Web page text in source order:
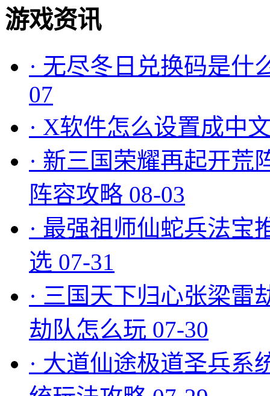
游戏资讯
· 无尽冬日兑换码是什
07
· X软件怎么设置成中
· 新三国荣耀再起开荒
阵容攻略 08-03
· 最强祖师仙蛇兵法宝
选 07-31
· 三国天下归心张梁雷
劫队怎么玩 07-30
· 大道仙途极道圣兵系